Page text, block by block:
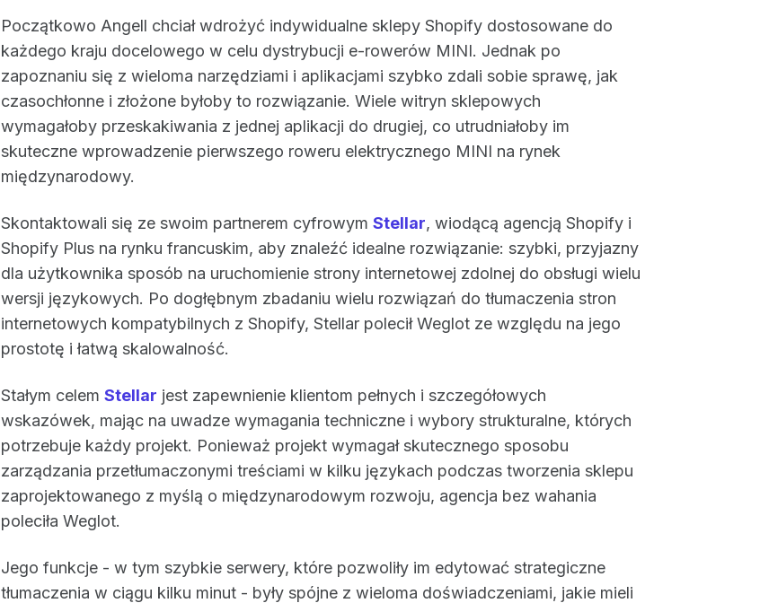
Początkowo Angell chciał wdrożyć indywidualne sklepy Shopify dostosowane do
każdego kraju docelowego w celu dystrybucji e-rowerów MINI. Jednak po
zapoznaniu się z wieloma narzędziami i aplikacjami szybko zdali sobie sprawę, jak
czasochłonne i złożone byłoby to rozwiązanie. Wiele witryn sklepowych
wymagałoby przeskakiwania z jednej aplikacji do drugiej, co utrudniałoby im
skuteczne wprowadzenie pierwszego roweru elektrycznego MINI na rynek
międzynarodowy.
Skontaktowali się ze swoim partnerem cyfrowymStellar, wiodącą agencją Shopify i
Shopify Plus na rynku francuskim, aby znaleźć idealne rozwiązanie: szybki, przyjazny
dla użytkownika sposób na uruchomienie strony internetowej zdolnej do obsługi wielu
wersji językowych. Po dogłębnym zbadaniu wielu rozwiązań do tłumaczenia stron
internetowych kompatybilnych z Shopify, Stellar polecił Weglot ze względu na jego
prostotę i łatwą skalowalność.
Stałym celemStellar jest zapewnienie klientom pełnych i szczegółowych
wskazówek, mając na uwadze wymagania techniczne i wybory strukturalne, których
potrzebuje każdy projekt. Ponieważ projekt wymagał skutecznego sposobu
zarządzania przetłumaczonymi treściami w kilku językach podczas tworzenia sklepu
zaprojektowanego z myślą o międzynarodowym rozwoju, agencja bez wahania
poleciła Weglot.
Jego funkcje - w tym szybkie serwery, które pozwoliły im edytować strategiczne
tłumaczenia w ciągu kilku minut - były spójne z wieloma doświadczeniami, jakie mieli